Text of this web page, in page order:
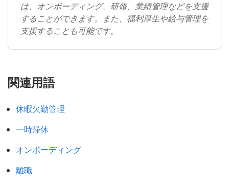
は、オンボーディング、研修、業績管理などを支援
することができます。また、福利厚生や給与管理を
支援することも可能です。
関連用語
休暇欠勤管理
一時帰休
オンボーディング
離職